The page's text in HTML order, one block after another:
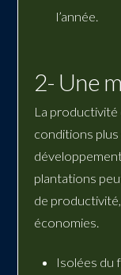
l’année.
2- Une
La productivité
conditions
plantations
de
économies.
Isolées du